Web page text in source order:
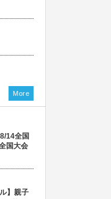
14全国
国大会
】親子
More